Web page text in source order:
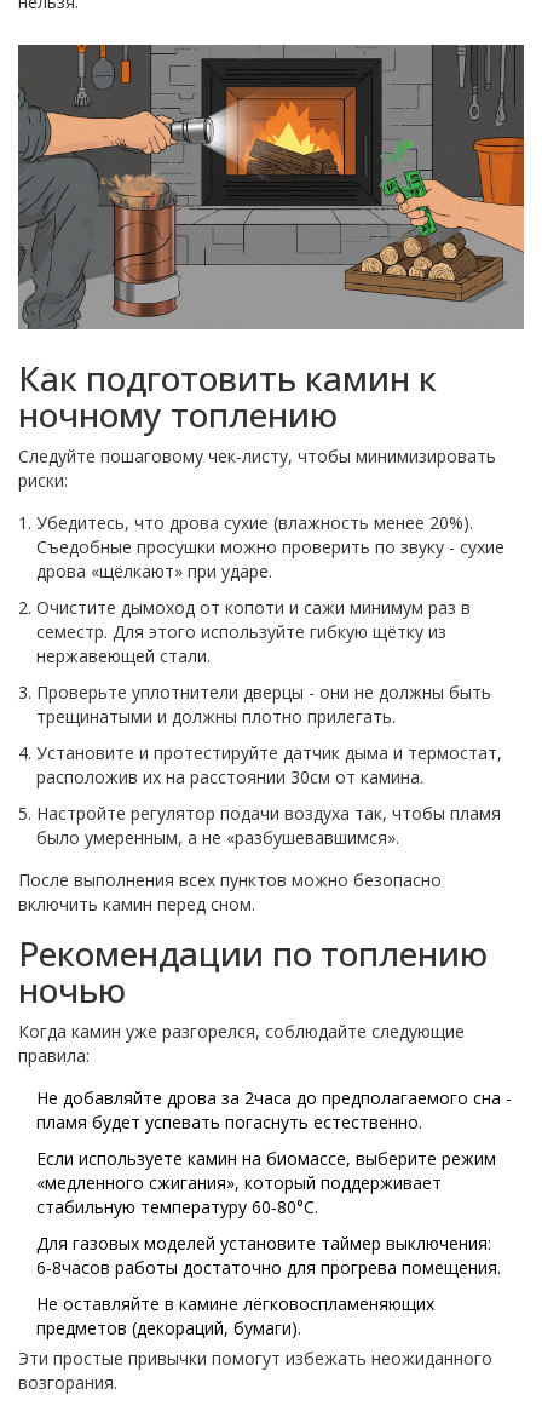
Как подготовить камин к
ночному топлению
Следуйте пошаговому чек‑листу, чтобы минимизировать
риски:
Убедитесь, что дрова сухие (влажность менее 20%).
Съедобные просушки можно проверить по звуку - сухие
дрова «щёлкают» при ударе.
Очистите дымоход от копоти и сажи минимум раз в
семестр. Для этого используйте гибкую щётку из
нержавеющей стали.
Проверьте уплотнители дверцы - они не должны быть
трещинатыми и должны плотно прилегать.
Установите и протестируйте датчик дыма и термостат,
расположив их на расстоянии 30см от камина.
Настройте регулятор подачи воздуха так, чтобы пламя
было умеренным, а не «разбушевавшимся».
После выполнения всех пунктов можно безопасно
включить камин перед сном.
Рекомендации по топлению
ночью
Когда камин уже разгорелся, соблюдайте следующие
правила:
Не добавляйте дрова за 2часа до предполагаемого сна -
пламя будет успевать погаснуть естественно.
Если используете камин на биомассе, выберите режим
«медленного сжигания», который поддерживает
стабильную температуру 60‑80°C.
Для газовых моделей установите таймер выключения:
6‑8часов работы достаточно для прогрева помещения.
Не оставляйте в камине лёгковоспламеняющих
предметов (декораций, бумаги).
Эти простые привычки помогут избежать неожиданного
возгорания.